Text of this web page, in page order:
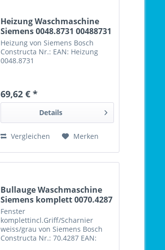
Heizung Waschmaschine
Siemens 0048.8731 00488731
Heizung von Siemens Bosch
Constructa Nr.: EAN: Heizung
0048.8731
69,62 € *
Details
Vergleichen Merken
Bullauge Waschmaschine
Siemens komplett 0070.4287
Fenster
komplettincl.Griff/Scharnier
weiss/grau von Siemens Bosch
Constructa Nr.: 70.4287 EAN: